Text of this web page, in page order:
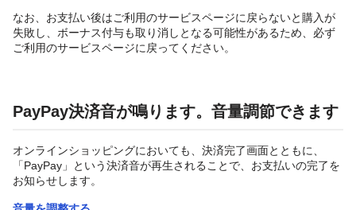
なお、お支払い後はご利用のサービスページに戻らないと購入が
失敗し、ボーナス付与も取り消しとなる可能性があるため、必ず
ご利用のサービスページに戻ってください。
PayPay決済音が鳴ります。音量調節できます
オンラインショッピングにおいても、決済完了画面とともに、
「PayPay」という決済音が再生されることで、お支払いの完了を
お知らせします。